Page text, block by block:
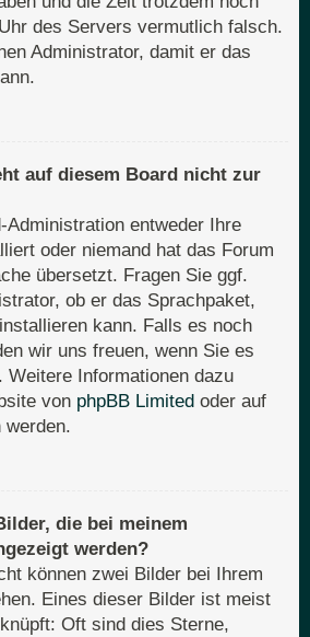
des Servers vermutlich falsch.
Administrator, damit er das
auf diesem Board nicht zur
Administration entweder Ihre
oder niemand hat das Forum
übersetzt. Fragen Sie ggf.
ob er das Sprachpaket,
kann. Falls es noch
wir uns freuen, wenn Sie es
Weitere Informationen dazu
von phpBB Limited oder auf
werden.
die bei meinem
werden?
können zwei Bilder bei Ihrem
Eines dieser Bilder ist meist
Oft sind dies Sterne,